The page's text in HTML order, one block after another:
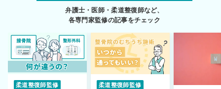
弁護士・医師・柔道整復師など、
各専門家監修の記事をチェック
柔道整復師監修 柔道整復師監修